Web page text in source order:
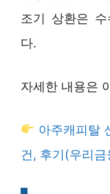
조기 상환은
다.
자세한 내용은
아주캐피탈
건, 후기(우리금